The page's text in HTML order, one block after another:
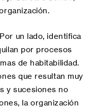
un lado, identifica
por procesos
de habitabilidad.
que resultan muy
y sucesiones no
la organización